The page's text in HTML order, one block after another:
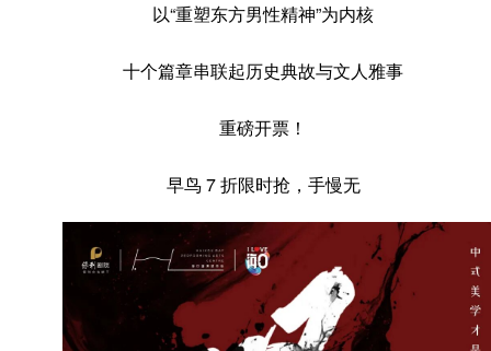
以“重塑东方男性精神”为内核
十个篇章串联起历史典故与文人雅事
重磅开票！
早鸟 7 折限时抢，手慢无